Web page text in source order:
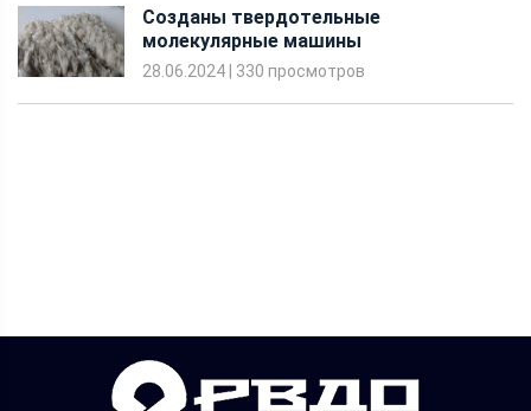
Созданы твердотельные
молекулярные машины
28.06.2024 330 просмотров